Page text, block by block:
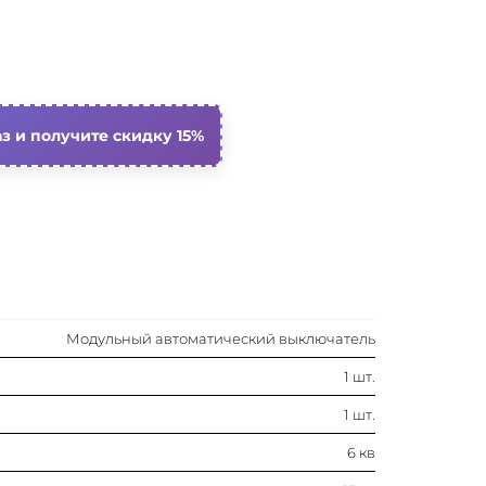
1…16 мм²
1…25 мм²
и получите скидку 15%
Модульный автоматический выключатель
1 шт.
1 шт.
6 кв